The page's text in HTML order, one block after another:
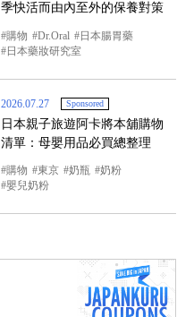
季快活而由內至外的保養對策
購物 Dr.Oral
日本腸胃藥
日本藥妝研究室
2026.07.27 Sponsored
日本親子旅遊阿卡將本舖購物
清單：母嬰用品必買總整理
購物 東京 奶瓶
奶粉
嬰兒奶粉